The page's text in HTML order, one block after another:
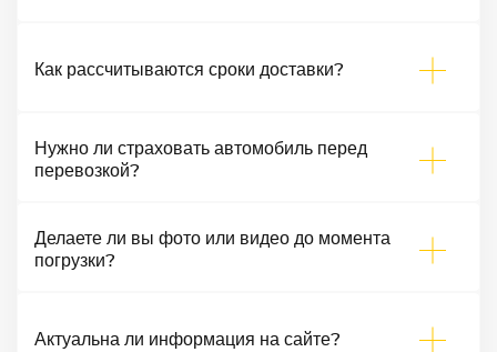
Как рассчитываются сроки доставки?
Нужно ли страховать автомобиль перед
перевозкой?
Делаете ли вы фото или видео до момента
погрузки?
Актуальна ли информация на сайте?